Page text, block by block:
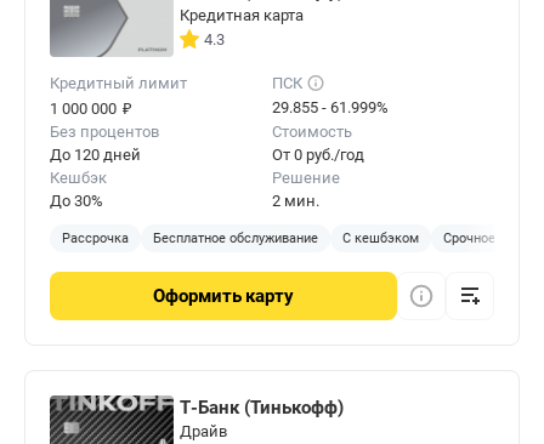
Кредитная карта
4.3
Кредитный лимит
1 000 000 ₽
ПСК
29.855 - 61.999%
Без процентов
До 120 дней
Стоимость
От 0 руб./год
Кешбэк
До 30%
Решение
2 мин.
Рассрочка Бесплатное обслуживание С кешбэком Срочное
Оформить карту
Т-Банк (Тинькофф)
Драйв